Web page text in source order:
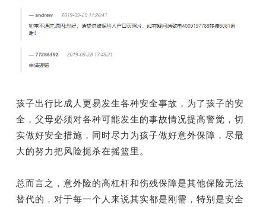
孩子出行比成人更易发生各种安全事故，为了孩子的安
全，父母必须对各种可能发生的事故情况提高警觉，切
实做好安全措施，同时尽力为孩子做好意外保障，尽最
大的努力把风险扼杀在摇篮里。
总而言之，意外险的高杠杆和伤残保障是其他保险无法
替代的，对于每一个人来说其实都是刚需，特别是安全